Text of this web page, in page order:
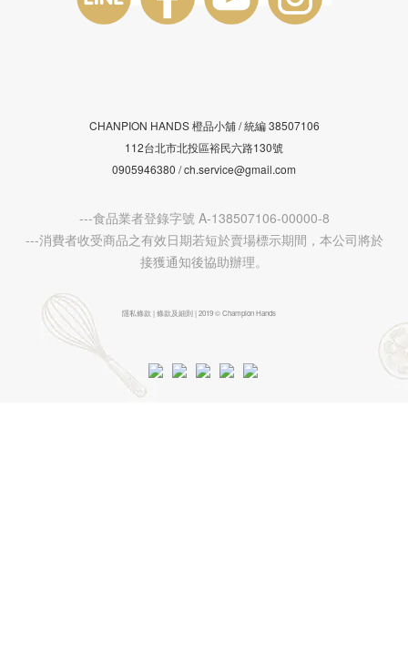
CHANPION HANDS 橙品小舖 /統編38507106
112台北市北投區裕民六路130號
0905946380 / ch.service@gmail.com
---食品業者登錄字號 A-138507106-00000-8
---消費者收受商品之有效日期若短於賣場標示期間，本公司將於
接獲通知後協助辦理。
隱私條款 | 條款及細則 | 2019 © Champion Hands